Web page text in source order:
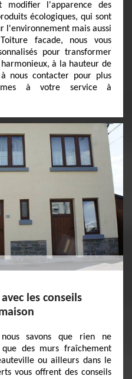
l'apparence des
écologiques, qui sont
l'environnement mais aussi
facade, nous vous
pour transformer
à la hauteur de
nous contacter pour plus
à votre service à
les conseils
savons que rien ne
des murs fraîchement
ou ailleurs dans le
vous offrent des conseils